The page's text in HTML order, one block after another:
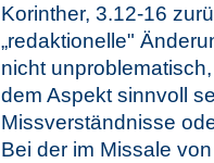
Korinther, 3.12-16
„redaktionelle"
nicht
dem Aspekt sinnvoll
Missverständnisse
Bei der im Missale